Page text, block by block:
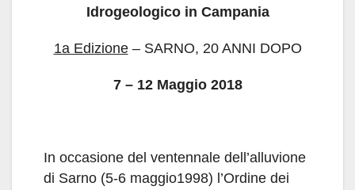
Idrogeologico in Campania
1a Edizione– SARNO, 20 ANNI DOPO
7 – 12 Maggio 2018
In occasione del ventennale dell’alluvione
di Sarno (5-6 maggio1998) l’Ordine dei